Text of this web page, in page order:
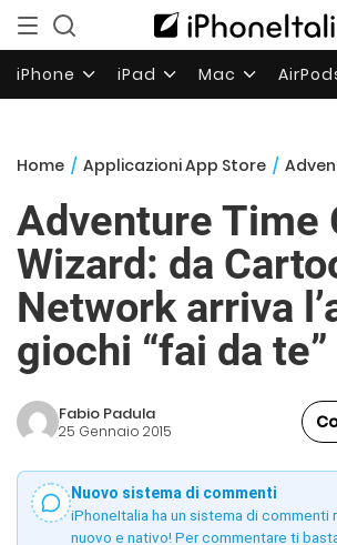
iPhone iPad Mac
Home / Applicazioni App Store / Adventure Time
Adventure Time
Wizard: da
Network arriva
giochi “fai da te”
Fabio Padula
25 Gennaio 2015
Nuovo sistema di commenti
iPhoneItalia ha un sistema di commenti
nuovo e nativo! Per commentare ti